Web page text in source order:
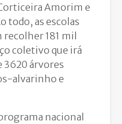
Amorim e
todo, as escolas
181 mil
coletivo que irá
3620 árvores
alvarinho e
nacional